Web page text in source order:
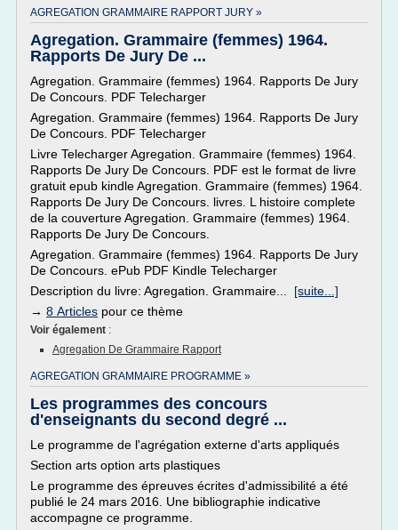
AGREGATION GRAMMAIRE RAPPORT JURY »
Agregation. Grammaire (femmes) 1964.
Rapports De Jury De ...
Agregation. Grammaire (femmes) 1964. Rapports De Jury
De Concours. PDF Telecharger
Agregation. Grammaire (femmes) 1964. Rapports De Jury
De Concours. PDF Telecharger
Livre Telecharger Agregation. Grammaire (femmes) 1964.
Rapports De Jury De Concours. PDF est le format de livre
gratuit epub kindle Agregation. Grammaire (femmes) 1964.
Rapports De Jury De Concours. livres. L histoire complete
de la couverture Agregation. Grammaire (femmes) 1964.
Rapports De Jury De Concours.
Agregation. Grammaire (femmes) 1964. Rapports De Jury
De Concours. ePub PDF Kindle Telecharger
Description du livre: Agregation. Grammaire... [suite...]
→ 8 Articles pour ce thème
Voir également :
Agregation De Grammaire Rapport
AGREGATION GRAMMAIRE PROGRAMME »
Les programmes des concours
d'enseignants du second degré ...
Le programme de l'agrégation externe d'arts appliqués
Section arts option arts plastiques
Le programme des épreuves écrites d'admissibilité a été
publié le 24 mars 2016. Une bibliographie indicative
accompagne ce programme.